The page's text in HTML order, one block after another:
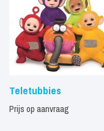
Teletubbies
Prijs op aanvraag